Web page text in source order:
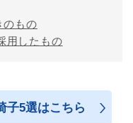
のもの
用したもの
子5選はこちら